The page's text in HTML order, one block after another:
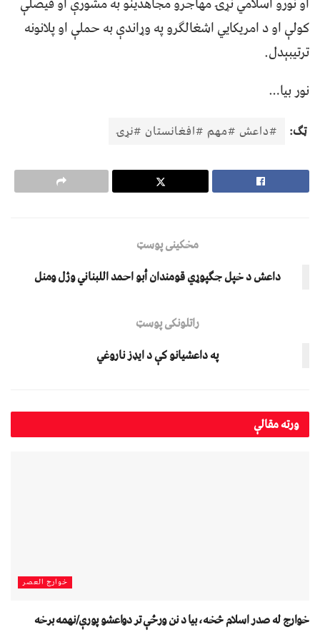
کولې او د امریکایي اشغالګرو په وړاندې به حملې او پلانونه
ترتیبېدل.
نور بیا…
ټګ: #داعش #مهم #افغانستان #نړۍ
مخکینی پوسټ
داعش د خپل جګپوړي قومندان أبو احمد اللبناني وژل ومنل
راتلونکی پوسټ
په داعشیانو کې د ایډز ناروغي
ورتهمقالې
خوارج العصر
خوارج له صدر اسلام څخه، بیا د نن ورځې تر دواعشو پورې/نهمه برخه